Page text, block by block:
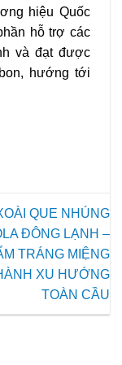
hiệu Quốc
hỗ trợ các
và đạt được
hướng tới
QUE NHÚNG
ĐÔNG LẠNH –
TRÁNG MIỆNG
XU HƯỚNG
TOÀN CẦU